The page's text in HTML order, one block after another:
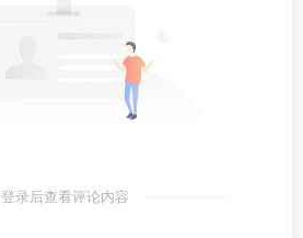
录后查看评论内容